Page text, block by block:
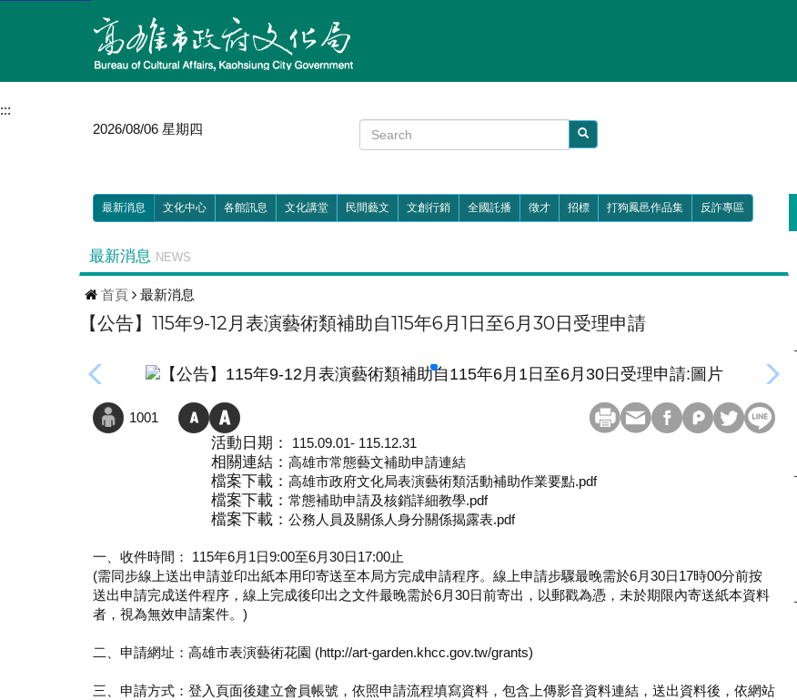
:::
2026/08/06 星期四
最新消息 文化中心 各館訊息 文化講堂 民間藝文 文創行銷 全國託播 徵才 招標 打狗鳳邑作品集 反詐專區
最新消息 NEWS
首頁 最新消息
【公告】115年9-12月表演藝術類補助自115年6月1日至6月30日受理申請
1001
活動日期： 115.09.01- 115.12.31
相關連結： 高雄市常態藝文補助申請連結
檔案下載： 高雄市政府文化局表演藝術類活動補助作業要點.pdf
檔案下載： 常態補助申請及核銷詳細教學.pdf
檔案下載： 公務人員及關係人身分關係揭露表.pdf
一、收件時間： 115年6月1日9:00至6月30日17:00止
(需同步線上送出申請並印出紙本用印寄送至本局方完成申請程序。線上申請步驟最晚需於6月30日17時00分前按
送出申請完成送件程序，線上完成後印出之文件最晚需於6月30日前寄出，以郵戳為憑，未於期限內寄送紙本資料
者，視為無效申請案件。)
二、申請網址：高雄市表演藝術花園 (http://art-garden.khcc.gov.tw/grants)
三、申請方式：登入頁面後建立會員帳號，依照申請流程填寫資料，包含上傳影音資料連結，送出資料後，依網站